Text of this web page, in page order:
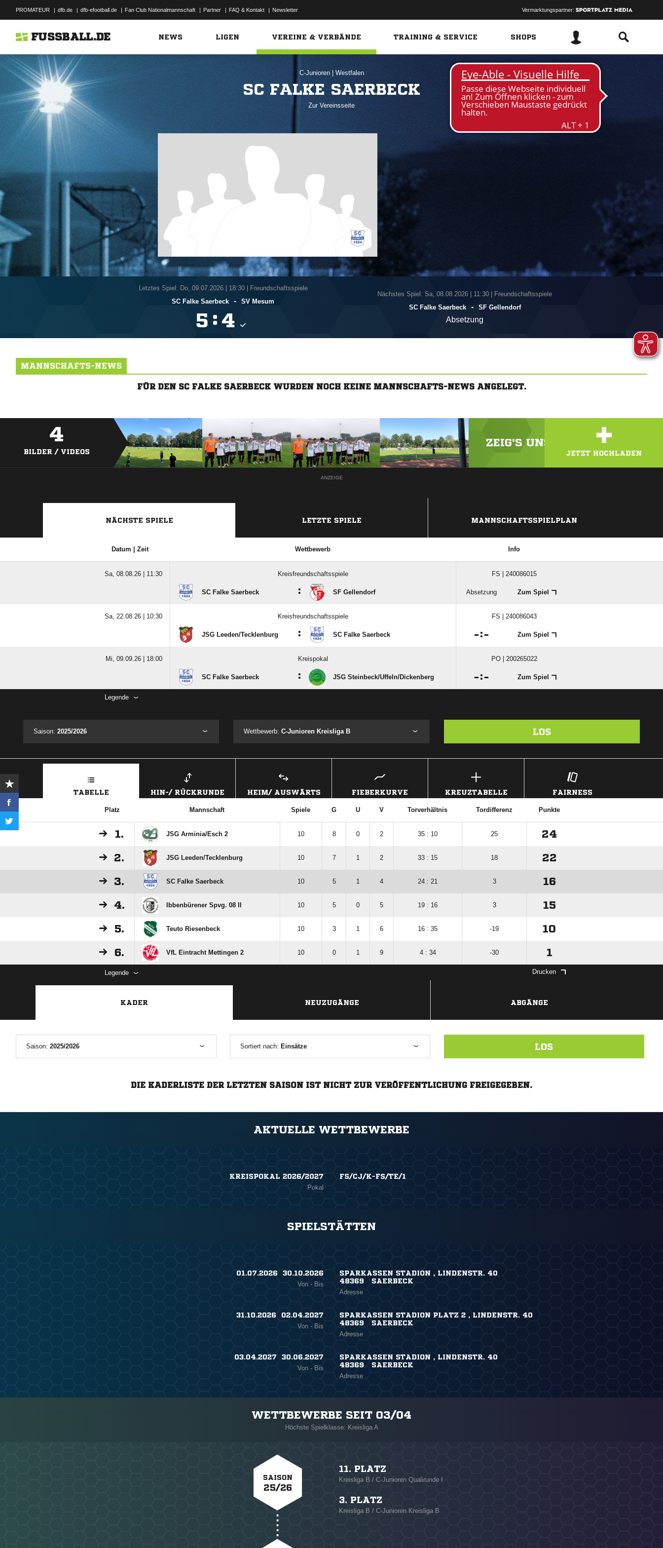
PROMATEUR | dfb.de | dfb-efootball.de | Fan Club Nationalmannschaft | Partner | FAQ & Kontakt | Newsletter Vermarktungspartner:
FUSSBALL.DE NEWS LIGEN VEREINE & VERBÄNDE TRAINING & SERVICE SHOPS
C-Junioren Westfalen
SC FALKE SAERBECK
Zur Vereinsseite
Letztes Spiel: Do, 09.07.2026| 18:30 | Freundschaftsspiele
SC Falke Saerbeck
- SV Mesum
 : 
Nächstes Spiel: Sa, 08.08.2026
11:30 | Freundschaftsspiele
SC Falke Saerbeck
- SF Gellendorf
Absetzung
MANNSCHAFTS-NEWS
FÜR DEN SC FALKE SAERBECK WURDEN NOCH KEINE MANNSCHAFTS-NEWS ANGELEGT.
4
BILDER / VIDEOS
ZEIG'S UNS! LADE DEIN VIDEO
+
JETZT HOCHLADEN
ANZEIGE
NÄCHSTE SPIELE LETZTE SPIELE MANNSCHAFTSSPIELPLAN
Datum | Zeit Wettbewerb Info
Sa, 08.08.26 | 11:30 Kreisfreundschaftsspiele FS | 240086015
SC Falke Saerbeck : SF Gellendorf Absetzung Zum Spiel
Sa, 22.08.26 | 10:30 Kreisfreundschaftsspiele FS | 240086043
JSG Leeden/​Tecklenburg : SC Falke Saerbeck : Zum Spiel
Mi, 09.09.26 | 18:00 Kreispokal PO | 200265022
SC Falke Saerbeck : JSG Steinbeck/​Uffeln/​Dickenberg : Zum Spiel
Legende
Saison: 2025/2026 Wettbewerb:C-Junioren Kreisliga B LOS
TABELLE HIN-/ RÜCKRUNDE HEIM/ AUSWÄRTS FIEBERKURVE KREUZTABELLE FAIRNESS
Platz Mannschaft Spiele G U V Torverhältnis Tordifferenz Punkte
1. JSG Arminia/​Esch 2 10 8 0 2 35 : 10 25 24
2. JSG Leeden/​Tecklenburg 10 7 1 2 33 : 15 18 22
3. SC Falke Saerbeck 10 5 1 4 24 : 21 3 16
4. Ibbenbürener Spvg. 08 II 10 5 0 5 19 : 16 3 15
5. Teuto Riesenbeck 10 3 1 6 16 : 35 -19 10
6. VfL Eintracht Mettingen 2 10 0 1 9 4 : 34 -30 1
Legende Drucken
KADER NEUZUGÄNGE ABGÄNGE
Saison: 2025/2026 Sortiert nach: Einsätze LOS
DIE KADERLISTE DER LETZTEN SAISON IST NICHT ZUR VERÖFFENTLICHUNG FREIGEGEBEN.
AKTUELLE WETTBEWERBE
KREISPOKAL 2026/2027
Pokal
FS/CJ/K-FS/TE/1
SPIELSTÄTTEN
01.07.2026 ​ 30.10.2026
Von - Bis
SPARKASSEN STADION , LINDENSTR. 40
48369 SAERBECK
Adresse
31.10.2026 ​ 02.04.2027
Von - Bis
SPARKASSEN STADION PLATZ 2 , LINDENSTR. 40
48369 SAERBECK
Adresse
03.04.2027 ​ 30.06.2027
Von - Bis
SPARKASSEN STADION , LINDENSTR. 40
48369 SAERBECK
Adresse
WETTBEWERBE SEIT 03/04
Höchste Spielklasse: Kreisliga A
SAISON
25/26
11. PLATZ
Kreisliga B / C-Junioren Qualirunde I
3. PLATZ
Kreisliga B / C-Junioren Kreisliga B